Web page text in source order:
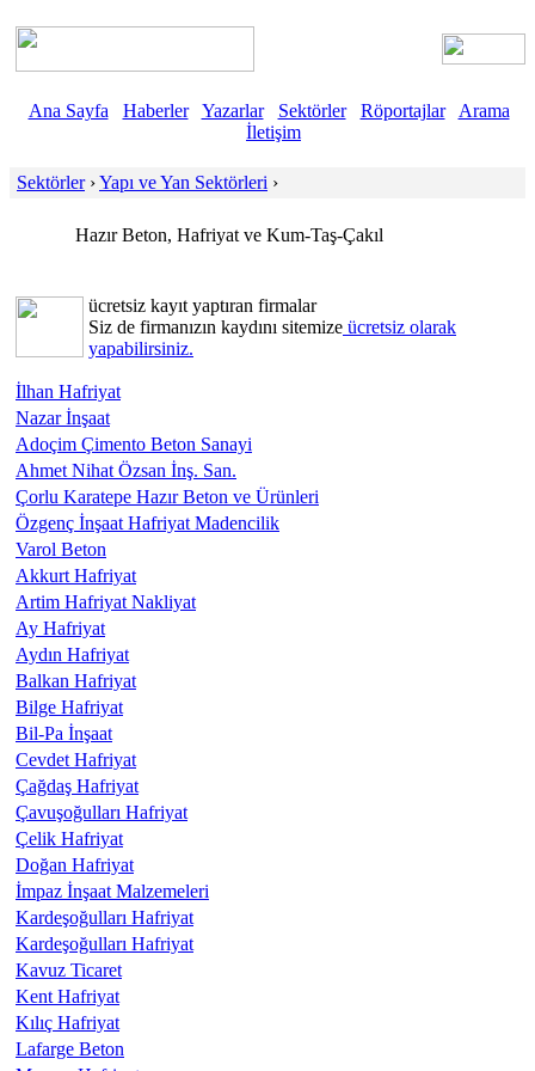
Ana Sayfa Haberler Yazarlar Sektörler Röportajlar
Arama
İletişim
Sektörler›Yapı ve Yan Sektörleri ›
Hazır Beton, Hafriyat ve Kum-Taş-Çakıl
ücretsiz kayıt yaptıran firmalar
Siz de firmanızın kaydını sitemize ücretsiz olarak
yapabilirsiniz.
İlhan Hafriyat
Nazar İnşaat
Adoçim Çimento Beton Sanayi
Ahmet Nihat Özsan İnş. San.
Çorlu Karatepe Hazır Beton ve Ürünleri
Özgenç İnşaat Hafriyat Madencilik
Varol Beton
Akkurt Hafriyat
Artim Hafriyat Nakliyat
Ay Hafriyat
Aydın Hafriyat
Balkan Hafriyat
Bilge Hafriyat
Bil-Pa İnşaat
Cevdet Hafriyat
Çağdaş Hafriyat
Çavuşoğulları Hafriyat
Çelik Hafriyat
Doğan Hafriyat
İmpaz İnşaat Malzemeleri
Kardeşoğulları Hafriyat
Kardeşoğulları Hafriyat
Kavuz Ticaret
Kent Hafriyat
Kılıç Hafriyat
Lafarge Beton